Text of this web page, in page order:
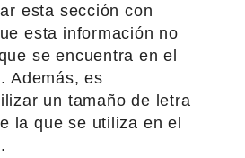
esta sección con
esta información no
se encuentra en el
Además, es
un tamaño de letra
la que se utiliza en el